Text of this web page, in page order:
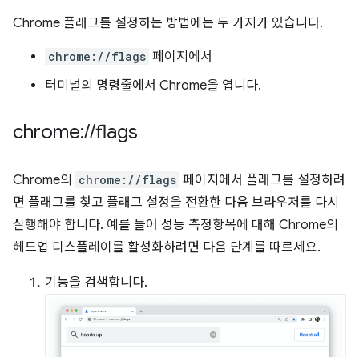
Chrome 플래그를 설정하는 방법에는 두 가지가 있습니다.
chrome://flags 페이지에서
터미널의 명령줄에서 Chrome을 엽니다.
chrome://flags
Chrome의 chrome://flags 페이지에서 플래그를 설정하려
면 플래그를 찾고 플래그 설정을 전환한 다음 브라우저를 다시
실행해야 합니다. 예를 들어 성능 측정항목에 대해 Chrome의
헤드업 디스플레이를 활성화하려면 다음 단계를 따르세요.
기능을 검색합니다.